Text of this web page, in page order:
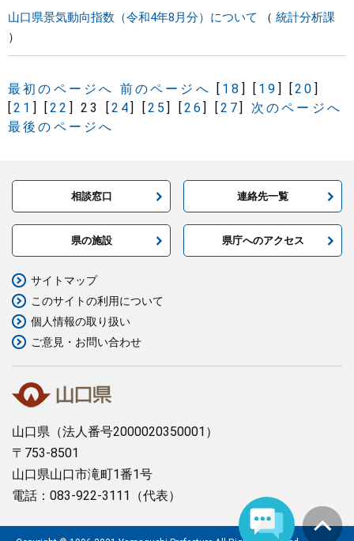
山口県景気動向指数（令和4年8月分）について 統計分析課
最初のページへ 前のページへ [ 18 ] [ 19 ] [20 ]
[21 ] [22 ] 23 [24] [25] [26] [27]
次のページへ
最後のページへ
相談窓口 連絡先一覧
県の施設 県庁へのアクセス
山口県 （法人番号2000020350001）
〒753-8501
山口県山口市滝町1番1号
電話：083-922-3111（代表）
サイトマップ
このサイトの利用について
個人情報の取り扱い
ご意見・お問い合わせ